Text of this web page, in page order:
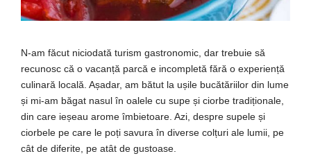
N-am făcut niciodată turism gastronomic, dar trebuie să
recunosc că o vacanță parcă e incompletă fără o experiență
culinară locală. Așadar, am bătut la ușile bucătăriilor din lume
și mi-am băgat nasul în oalele cu supe și ciorbe tradiționale,
din care ieșeau arome îmbietoare. Azi, despre supele și
ciorbele pe care le poți savura în diverse colțuri ale lumii, pe
cât de diferite, pe atât de gustoase.